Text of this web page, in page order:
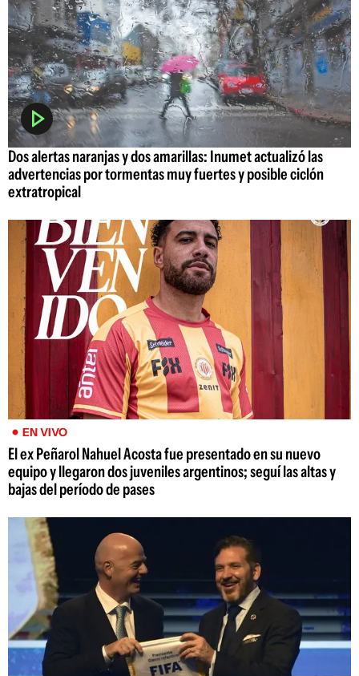
Dos alertas naranjas y dos amarillas: Inumet actualizó las
advertencias por tormentas muy fuertes y posible ciclón
extratropical
EN VIVO
El ex Peñarol Nahuel Acosta fue presentado en su nuevo
equipo y llegaron dos juveniles argentinos; seguí las altas y
bajas del período de pases